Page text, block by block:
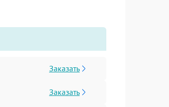
Заказать
Заказать